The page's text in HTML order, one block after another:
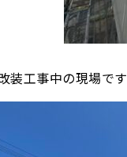
装工事中の現場です